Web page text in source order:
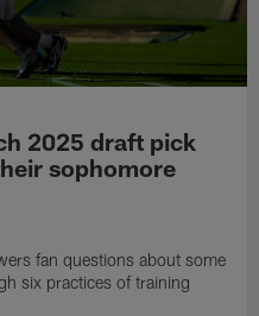
2025 draft pick
sophomore
fan questions about some
six practices of training